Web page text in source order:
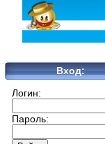
Вход:
Логин:
Пароль: